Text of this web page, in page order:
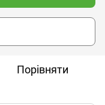
Порівняти